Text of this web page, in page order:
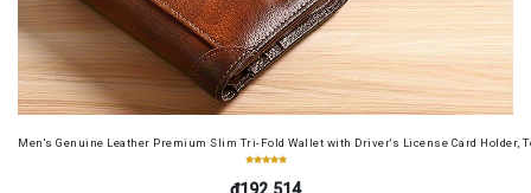
Men's Genuine Leather Premium Slim Tri-Fold Wallet with Driver's License Card Holder,
₫192.514